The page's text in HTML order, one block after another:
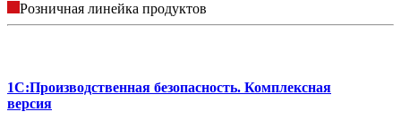
Розничная линейка продуктов
1C:Производственная безопасность. Комплексная
версия